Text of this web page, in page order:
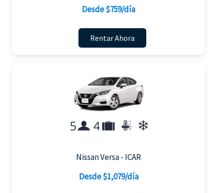
Desde $759/día
Rentar Ahora
Nissan Versa - ICAR
Desde $1,079/día